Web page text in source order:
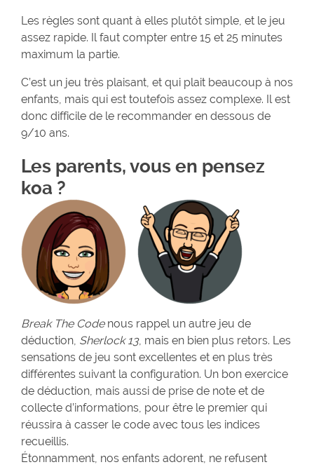
Les règles sont quant à elles plutôt simple, et le jeu
assez rapide. Il faut compter entre 15 et 25 minutes
maximum la partie.
C’est un jeu très plaisant, et qui plait beaucoup à nos
enfants, mais qui est toutefois assez complexe. Il est
donc difficile de le recommander en dessous de
9/10 ans.
Les parents, vous en pensez
koa ?
Break The Codenous rappel un autre jeu de
déduction, Sherlock 13, mais en bien plus retors. Les
sensations de jeu sont excellentes et en plus très
différentes suivant la configuration. Un bon exercice
de déduction, mais aussi de prise de note et de
collecte d’informations, pour être le premier qui
réussira à casser le code avec tous les indices
recueillis.
Étonnamment, nos enfants adorent, ne refusent